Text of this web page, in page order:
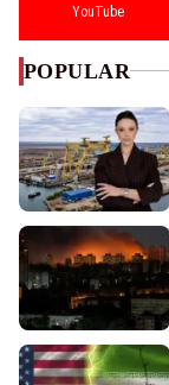
YouTube
POPULAR